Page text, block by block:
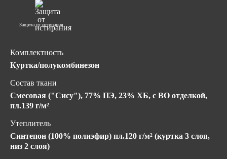
Защита от истирания
Комплектность
Куртка/полукомбинезон
Состав ткани
Смесовая ("Сису"), 77% ПЭ, 23% ХБ, с ВО отделкой,
пл.139 г/м²
Утеплитель
Синтепон (100% полиэфир) пл.120 г/м² (куртка 3 слоя,
низ 2 слоя)